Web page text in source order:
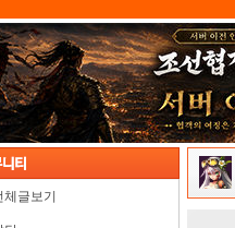
체글보기